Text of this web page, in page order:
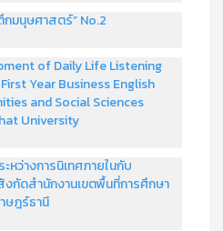
กมนุษศาสตร์” No.2
of Daily Life Listening
Year Business English
and Social Sciences
University
หว่างการนิเทศภายในกับ
กัดสำนักงานเขตพื้นที่การศึกษา
ษฎร์ธานี